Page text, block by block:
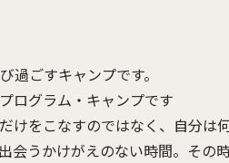
過ごすキャンプです。
ログラム・キャンプです
けをこなすのではなく、自分
会うかけがえのない時間。そ